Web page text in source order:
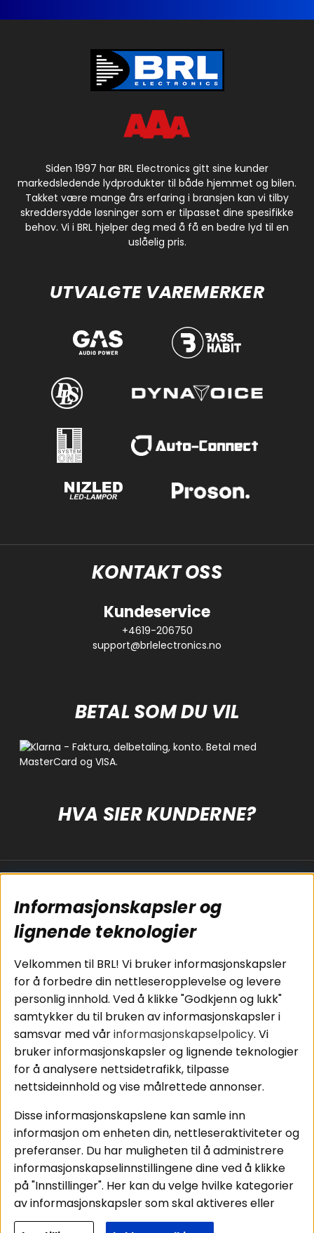
Siden 1997 har BRL Electronics gitt sine kunder
markedsledende lydprodukter til både hjemmet og bilen.
Takket være mange års erfaring i bransjen kan vi tilby
skreddersydde løsninger som er tilpasset dine spesifikke
behov. Vi i BRL hjelper deg med å få en bedre lyd til en
uslåelig pris.
UTVALGTE VAREMERKER
KONTAKT OSS
Kundeservice
+4619-206750
support@brlelectronics.no
BETAL SOM DU VIL
HVA SIER KUNDERNE?
Koblingsguide for
subwoofers
Tilkobling av
bilforsterker
Koblingsguide for
midbasser
Butikker
Våre ambassadører
- Team BRL
Cookies
Kjøpsvilkår
Personvernpolicy
Service / Garanti /
Retur
Billyd
Lyd til hjemmet
Pakkeløsninger
Hva passer i bilen
Instagram
Facebook
Youtube
Tiktok
Informasjonskapsler og
lignende teknologier
Velkommen til BRL! Vi bruker informasjonskapsler
for å forbedre din nettleseropplevelse og levere
personlig innhold. Ved å klikke "Godkjenn og lukk"
samtykker du til bruken av informasjonskapsler i
samsvar med vårinformasjonskapselpolicy. Vi
bruker informasjonskapsler og lignende teknologier
for å analysere nettsidetrafikk, tilpasse
nettsideinnhold og vise målrettede annonser.
Disse informasjonskapslene kan samle inn
informasjon om enheten din, nettleseraktiviteter og
preferanser. Du har muligheten til å administrere
informasjonskapselinnstillingene dine ved å klikke
på "Innstillinger". Her kan du velge hvilke kategorier
av informasjonskapsler som skal aktiveres eller
deaktiveres. Vær oppmerksom på at deaktivering